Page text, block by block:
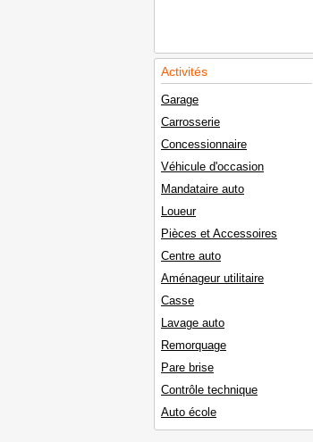
Activités
Garage
Carrosserie
Concessionnaire
Véhicule d'occasion
Mandataire auto
Loueur
Pièces et Accessoires
Centre auto
Aménageur utilitaire
Casse
Lavage auto
Remorquage
Pare brise
Contrôle technique
Auto école